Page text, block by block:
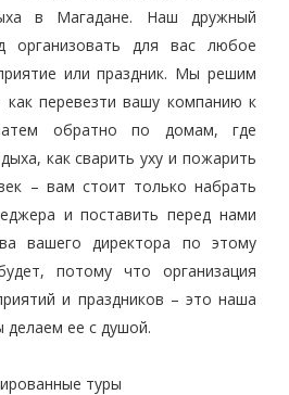
в Магадане. Наш дружный
организовать для вас любое
или праздник. Мы решим
перевезти вашу компанию к
обратно по домам, где
как сварить уху и пожарить
– вам стоит только набрать
и поставить перед нами
вашего директора по этому
потому что организация
и праздников – это наша
ее с душой.
туры